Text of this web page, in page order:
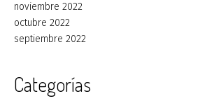
noviembre 2022
octubre 2022
septiembre 2022
Categorías